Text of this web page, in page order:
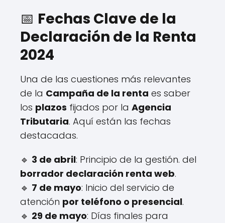
📅 Fechas Clave de la
Declaración de la Renta
2024
Una de las cuestiones más relevantes
de la Campaña de la renta es saber
los plazos fijados por la Agencia
Tributaria. Aquí están las fechas
destacadas.
🔹 3 de abril: Principio de la gestión. del
borrador declaración renta web.
🔹 7 de mayo: Inicio del servicio de
atención por teléfono o presencial.
🔹 29 de mayo: Días finales para